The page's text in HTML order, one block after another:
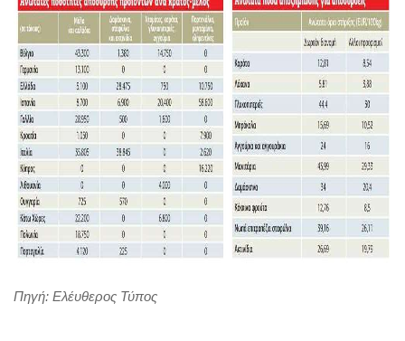
Πηγή: Ελέυθερος Τύπος